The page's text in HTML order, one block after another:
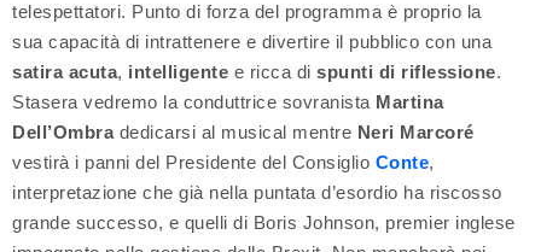
telespettatori. Punto di forza del programma è proprio la
sua capacità di intrattenere e divertire il pubblico con una
satira acuta, intelligente e ricca di spunti di riflessione.
Stasera vedremo la conduttrice sovranista Martina
Dell’Ombra dedicarsi al musical mentre Neri Marcoré
vestirà i panni del Presidente del Consiglio Conte,
interpretazione che già nella puntata d’esordio ha riscosso
grande successo, e quelli di Boris Johnson, premier inglese